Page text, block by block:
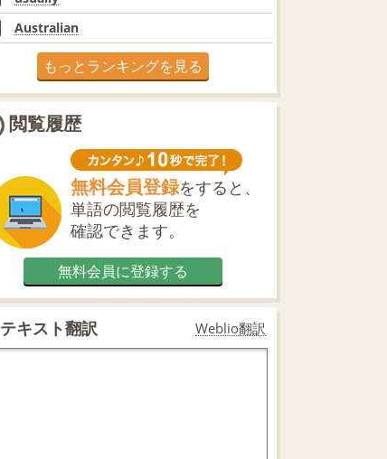
Australian
もっとランキングを見る
閲覧履歴
無料会員登録をすると、
単語の閲覧履歴を
確認できます。
無料会員に登録する
テキスト翻訳 Weblio翻訳